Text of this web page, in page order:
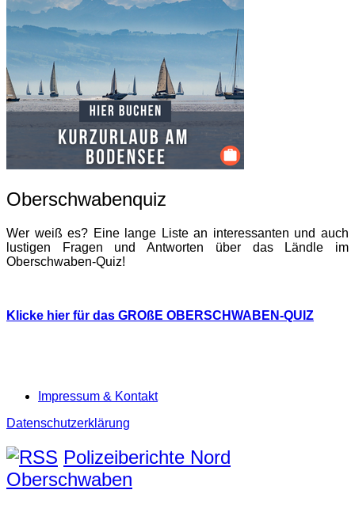
Oberschwabenquiz
Wer weiß es? Eine lange Liste an interessanten und auch
lustigen Fragen und Antworten über das Ländle im
Oberschwaben-Quiz!
Klicke hier für das GROßE OBERSCHWABEN-QUIZ
Impressum & Kontakt
Datenschutzerklärung
Polizeiberichte Nord
Oberschwaben